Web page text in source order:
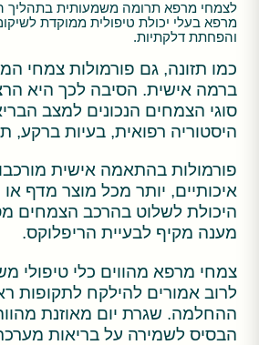
לצמחי מרפא תרומה משמעותית בתהליך
מרפא בעלי יכולת טיפולית ממוקדת לשיקום
והפחתת דלקתיות.
כמו תזונה, גם פורמולות צמחי
ברמה אישית. הסיבה לכך היא
סוגי הצמחים הנכונים למצב
היסטוריה רפואית, בעיות ברקע,
פורמולות בהתאמה אישית
איכותיים, יותר מכל מוצר מדף
היכולת לשלוט בהרכב הצמחים
מענה מקיף לבעיית הריפלוקס.
צמחי מרפא מהווים כלי טיפולי
לרוב אמורים להילקח לתקופות
ההחלמה. שגרת יום מאוזנת
הבסיס לשמירה על בריאות